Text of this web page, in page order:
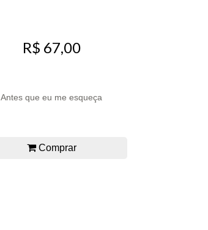
R$ 67,00
Antes que eu me esqueça
Comprar